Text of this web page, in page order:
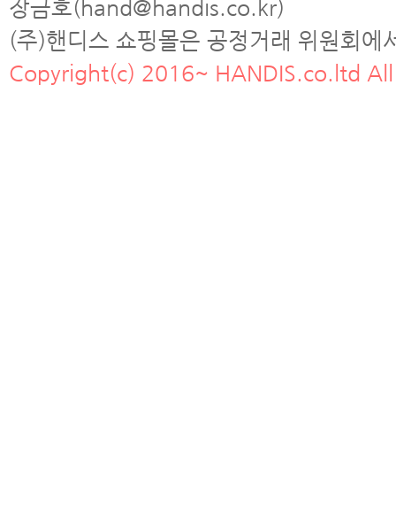
장금호(hand@handis.co.kr)
(주)핸디스 쇼핑몰은 공정거래 위원회
Copyright(c) 2016~ HANDIS.co.ltd